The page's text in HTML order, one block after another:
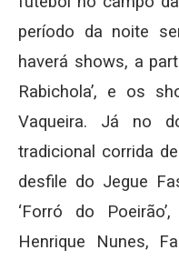
período da noite
haverá shows, a
Rabichola’, e os
Vaqueira. Já no
tradicional corrida
desfile do Jegue
‘Forró do
Henrique Nunes,